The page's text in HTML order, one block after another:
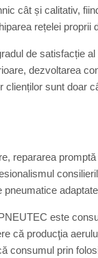
cât și calitativ,
rețelei proprii
de satisfacție
dezvoltarea
sunt doar
repararea
este
că producţia
consumul prin